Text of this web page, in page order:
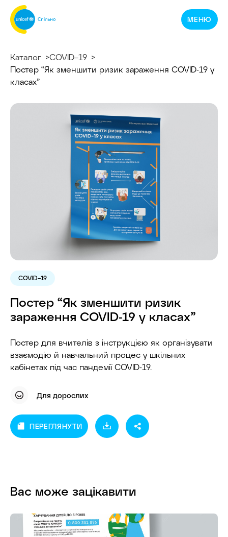
Спільнотека
ЮНІСЕФ
Україна
МЕНЮ
Каталог
COVID–19
Постер “Як зменшити ризик зараження COVID-19 у
класах”
COVID–19
Постер “Як зменшити ризик
зараження COVID-19 у класах”
Постер для вчителів з інструкцією як організувати
взаємодію й навчальний процес у шкільних
кабінетах під час пандемії COVID-19.
Для дорослих
ПЕРЕГЛЯНУТИ
Вас може зацікавити